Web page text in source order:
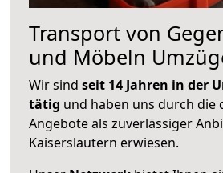
Transport von
und Möbeln
Wir sind seit 14 Jahren in der
tätig und haben uns durch die
Angebote als zuverlässiger
Kaiserslautern erwiesen.